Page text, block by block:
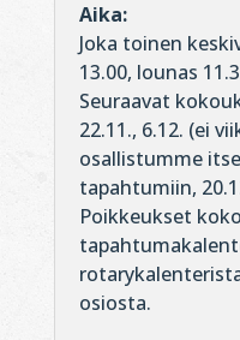
Aika:
Joka toinen
13.00, lounas
Seuraavat
22.11., 6.12. (ei
osallistumme
tapahtumiin,
Poikkeukset
osiosta.